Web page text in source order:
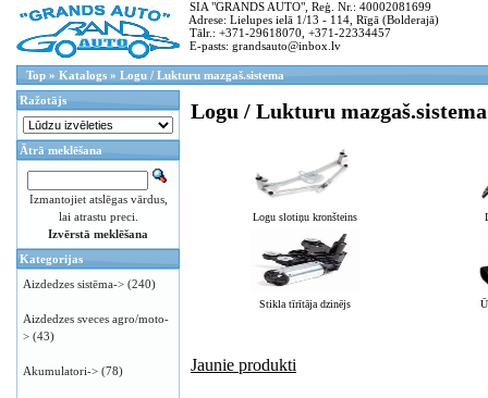
SIA "GRANDS AUTO", Reģ. Nr.: 40002081699
Adrese: Lielupes ielā 1/13 - 114, Rīgā (Bolderajā)
Tālr.: +371-29618070, +371-22334457
E-pasts: grandsauto@inbox.lv
Top » Katalogs » Logu / Lukturu mazgaš.sistema
Logu / Lukturu mazgaš.sistema
Logu slotiņu kronšteins
Stikla tīrītāja dzinējs
Jaunie produkti
Ražotājs
Ātrā meklēšana
Izmantojiet atslēgas vārdus,
lai atrastu preci.
Izvērstā meklēšana
Kategorijas
Aizdedzes sistēma-> (240)
Aizdedzes sveces agro/moto-
> (43)
Akumulatori-> (78)